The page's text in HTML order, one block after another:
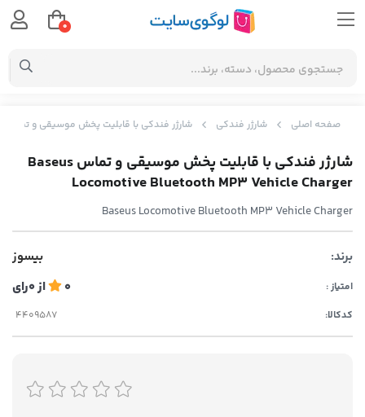
صفحه اصلی شارژر فندکی شارژر فندکی با قابلیت پخش موسیقی و تماس Baseus Locomotive Bluetooth MP3 Vehicle Charger
شارژر فندکی با قابلیت پخش موسیقی و تماس Baseus
Locomotive Bluetooth MP3 Vehicle Charger
Baseus Locomotive Bluetooth MP3 Vehicle Charger
برند: بیسوز
امتیاز : 0 از0رای
کدکالا:
0